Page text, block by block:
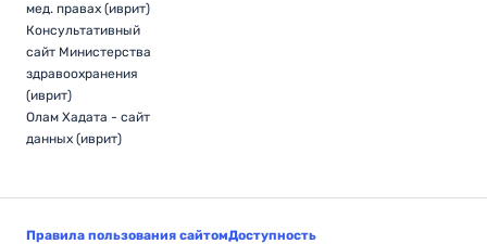
мед. правах (иврит)
Консультативный
сайт Министерства
здравоохранения
(иврит)
Олам Хадата - сайт
данных (иврит)
Правила пользования сайтомДоступность